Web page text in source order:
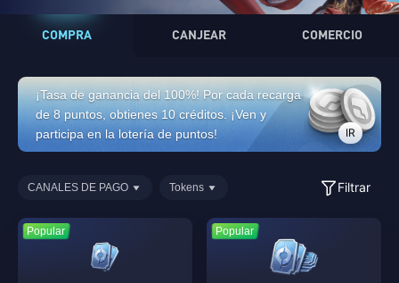
COMPRA CANJEAR COMERCIO
¡Tasa de ganancia del 100%! Por cada recarga
de 8 puntos, obtienes 10 créditos. ¡Ven y
participa en la lotería de puntos!
IR
CANALES DE PAGO Tokens Filtrar
Popular Popular